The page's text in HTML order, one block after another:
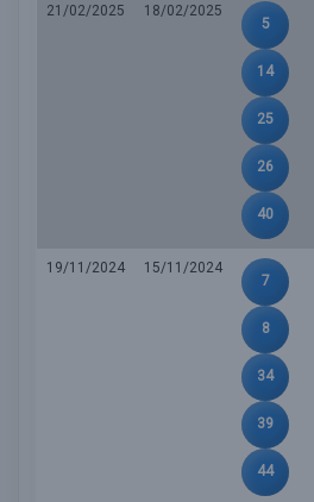
21/02/2025
18/02/2025
5
14
25
26
40
19/11/2024
15/11/2024
7
8
34
39
44